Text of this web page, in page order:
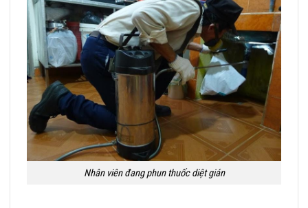
Nhân viên đang phun thuốc diệt gián